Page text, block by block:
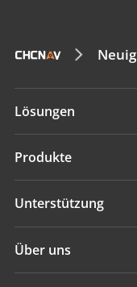
Lösungen
Vermessung und
Hydrographie
Produkte
Vermessung und
Hydrographie
Unterstützung
Über uns